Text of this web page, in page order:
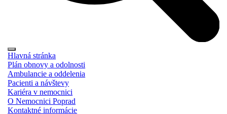
Hlavná stránka
Plán obnovy a odolnosti
Ambulancie a oddelenia
Pacienti a návštevy
Kariéra v nemocnici
O Nemocnici Poprad
Kontaktné informácie